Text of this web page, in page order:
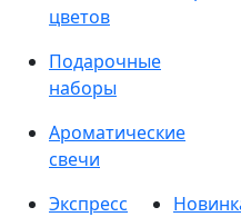
цветов
Подарочные
наборы
Ароматические
свечи
Экспресс